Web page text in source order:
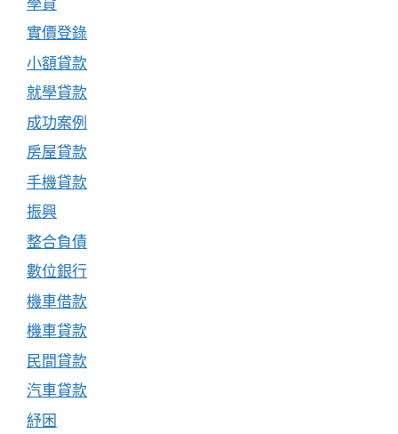
實價登錄
小額貸款
就學貸款
成功案例
房屋貸款
手機貸款
振興
整合負債
數位銀行
機車借款
機車貸款
民間貸款
汽車貸款
紓困